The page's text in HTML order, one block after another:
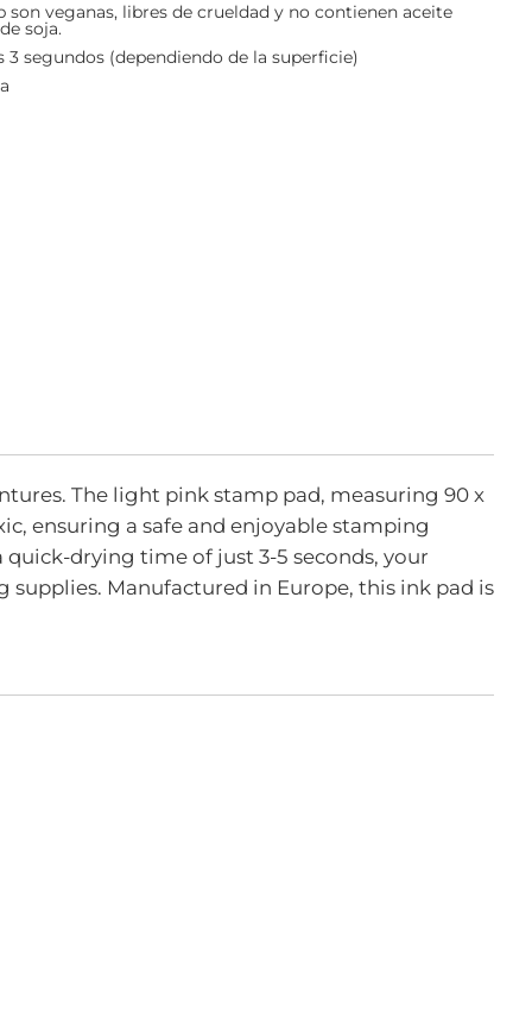
son veganas, libres de crueldad y no contienen aceite
soja.
3 segundos (dependiendo de la superficie)
The light pink stamp pad, measuring 90 x
ensuring a safe and enjoyable stamping
drying time of just 3-5 seconds, your
Manufactured in Europe, this ink pad is